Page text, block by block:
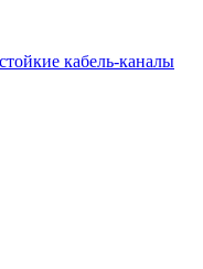
кабель-каналы